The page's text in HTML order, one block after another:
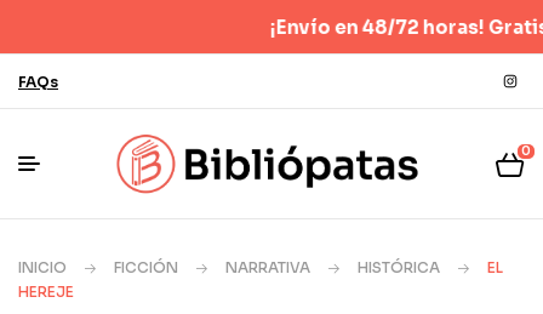
¡Envío en 48/72 horas! Gratis
FAQs
0
INICIO FICCIÓN NARRATIVA HISTÓRICA
EL
HEREJE